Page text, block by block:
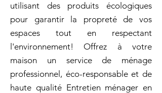
utilisant des produits écologiques
pour garantir la propreté de vos
espaces tout en respectant
l'environnement! Offrez à votre
maison un service de ménage
professionnel, éco-responsable et de
haute qualité Entretien ménager en